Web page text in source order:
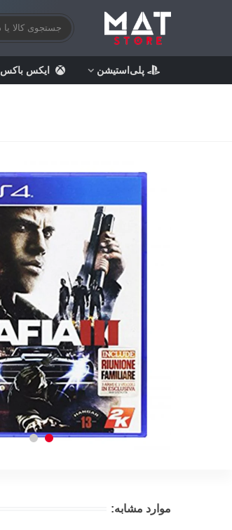
پلی‌استیشن ایکس باکس
موارد مشابه: